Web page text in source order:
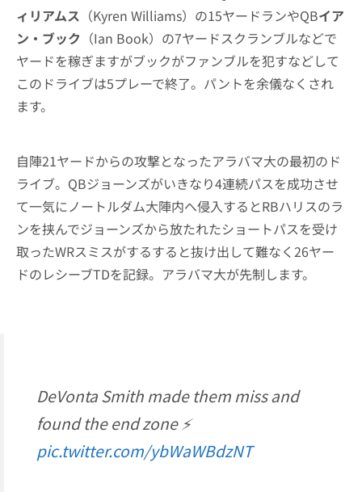
ィリアムス （Kyren Williams）の15ヤードランやQBイア
ン・ブック （Ian Book）の7ヤードスクランブルなどで
ヤードを稼ぎますがブックがファンブルを犯すなどして
このドライブは5プレーで終了。パントを余儀なくされ
ます。
自陣21ヤードからの攻撃となったアラバマ大の最初のド
ライブ。QBジョーンズがいきなり4連続パスを成功させ
て一気にノートルダム大陣内へ侵入するとRBハリスのラ
ンを挟んでジョーンズから放たれたショートパスを受け
取ったWRスミスがするすると抜け出して難なく26ヤー
ドのレシーブTDを記録。アラバマ大が先制します。
DeVonta Smith made them miss and
found the end zone ⚡️
pic.twitter.com/ybWaWBdzNT